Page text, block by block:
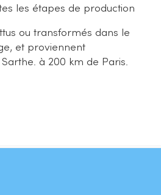
les étapes de production
ou transformés dans le
et proviennent
à 200 km de Paris.